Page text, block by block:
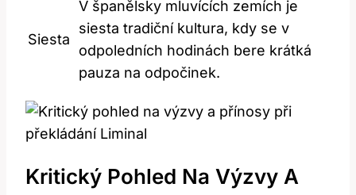
Siesta
V španělsky ⁢mluvících zemích ⁣je
‌siesta⁣ tradiční​ kultura, kdy se​ v
odpoledních hodinách bere krátká
pauza na odpočinek.
Kritický ⁢pohled Na Výzvy A